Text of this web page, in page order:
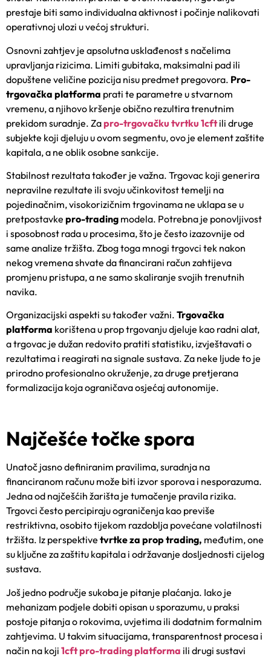
prestaje biti samo individualna aktivnost i počinje nalikovati
operativnoj ulozi u većoj strukturi.
Osnovni zahtjev je apsolutna usklađenost s načelima
upravljanja rizicima. Limiti gubitaka, maksimalni pad ili
dopuštene veličine pozicija nisu predmet pregovora. Pro-
trgovačka platforma prati te parametre u stvarnom
vremenu, a njihovo kršenje obično rezultira trenutnim
prekidom suradnje. Zapro-trgovačku tvrtku 1cftili druge
subjekte koji djeluju u ovom segmentu, ovo je element zaštite
kapitala, a ne oblik osobne sankcije.
Stabilnost rezultata također je važna. Trgovac koji generira
nepravilne rezultate ili svoju učinkovitost temelji na
pojedinačnim, visokorizičnim trgovinama ne uklapa se u
pretpostavke pro-trading modela. Potrebna je ponovljivost
i sposobnost rada u procesima, što je često izazovnije od
same analize tržišta. Zbog toga mnogi trgovci tek nakon
nekog vremena shvate da financirani račun zahtijeva
promjenu pristupa, a ne samo skaliranje svojih trenutnih
navika.
Organizacijski aspekti su također važni. Trgovačka
platforma korištena u prop trgovanju djeluje kao radni alat,
a trgovac je dužan redovito pratiti statistiku, izvještavati o
rezultatima i reagirati na signale sustava. Za neke ljude to je
prirodno profesionalno okruženje, za druge pretjerana
formalizacija koja ograničava osjećaj autonomije.
Najčešće točke spora
Unatoč jasno definiranim pravilima, suradnja na
financiranom računu može biti izvor sporova i nesporazuma.
Jedna od najčešćih žarišta je tumačenje pravila rizika.
Trgovci često percipiraju ograničenja kao previše
restriktivna, osobito tijekom razdoblja povećane volatilnosti
tržišta. Iz perspektive tvrtke za prop trading, međutim, one
su ključne za zaštitu kapitala i održavanje dosljednosti cijelog
sustava.
Još jedno područje sukoba je pitanje plaćanja. Iako je
mehanizam podjele dobiti opisan u sporazumu, u praksi
postoje pitanja o rokovima, uvjetima ili dodatnim formalnim
zahtjevima. U takvim situacijama, transparentnost procesa i
način na koji 1cft pro-trading platforma ili drugi sustavi